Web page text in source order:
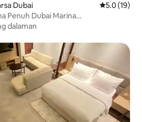
Dubai Penarafan
5.0 (19)
Penuh Dubai Marina
dalaman